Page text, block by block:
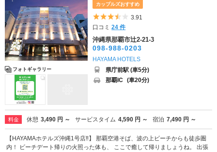
辻本店や、本土復帰前、米軍認定の営業許可を受けた”Aサインレストラ
ン”である「ジョージレストラン」ではタコライスなどの洋食が堪能できま
す。マリンレジャーやグルメに満足したら、ラブホテルで休憩・宿泊を。
もともと花街であった辻エリアには、ラブホテルが多く集まっています。
特に「辻2丁目」に密集している他、「辻1丁目」にも数軒点在していま
す。さっそくデートスポット周辺のホテルの情報をチェックしてみましょ
う！
フォトギャラリー
カップルズおすすめ
5つ星のうち3.5
3.91
口コミ24 件
沖縄県那覇市辻2-21-3
098-988-0203
HAYAMA HOTELS
県庁前駅 (車5分)
那覇IC (車20分)
料金 休憩 3,490 円 ～ サービスタイム 4,590 円 ～ 宿泊 7,490 円 ～
【HAYAMAホテルズ沖縄1号店‼】 那覇空港そば、波の上ビーチからも徒歩圏
内！ ビーチデート帰りの火照った体も、 ここで癒して帰りましょうね。 出張